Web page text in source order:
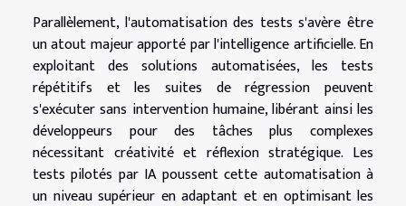
Parallèlement, l'automatisation des tests s'avère être
un atout majeur apporté par l'intelligence artificielle. En
exploitant des solutions automatisées, les tests
répétitifs et les suites de régression peuvent
s'exécuter sans intervention humaine, libérant ainsi les
développeurs pour des tâches plus complexes
nécessitant créativité et réflexion stratégique. Les
tests pilotés par IA poussent cette automatisation à
un niveau supérieur en adaptant et en optimisant les